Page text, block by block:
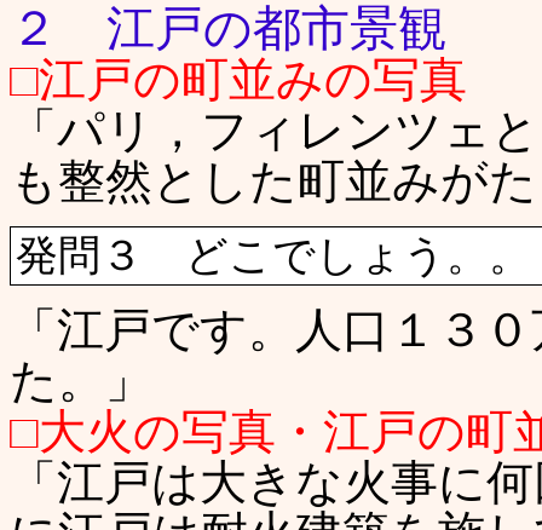
２ 江戸の都市景観
□江戸の町並みの写真
「パリ，フィレンツェ
も整然とした町並みが
発問３ どこでしょう。
「江戸です。人口１３
た。」
□大火の写真・江戸の町
「江戸は大きな火事に